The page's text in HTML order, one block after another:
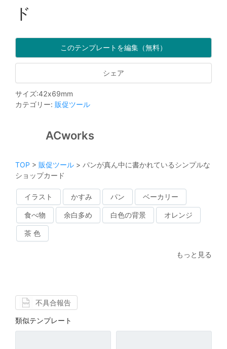
ド
このテンプレートを編集（無料）
シェア
サイズ:42x69mm
カテゴリー: 販促ツール
ACworks
TOP > 販促ツール > パンが真ん中に書かれているシンプルな
ショップカード
イラスト かすみ パン ベーカリー
食べ物 余白多め 白色の背景 オレンジ
茶 色
もっと見る
不具合報告
類似テンプレート